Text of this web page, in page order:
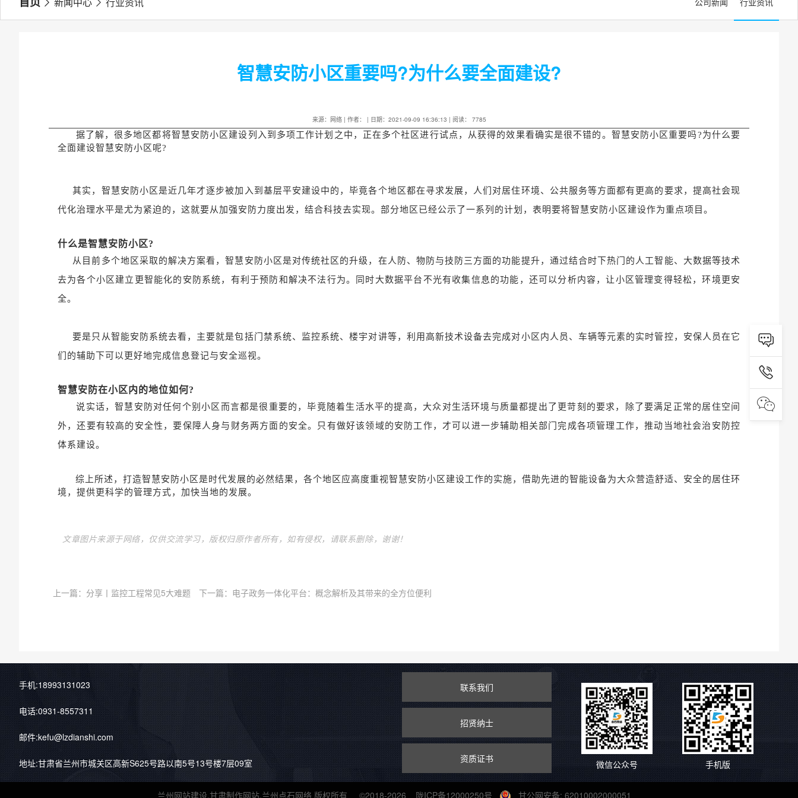



智慧安防小区重要吗?为什么要全面建设?
来源：网络 | 作者： | 日期：2021-09-09 16:36:13 | 阅读： 7785
据了解，很多地区都将智慧安防小区建设列入到多项工作计划之中，正在多个社区进行试点，从获得的效果看确实是很不错的。 智慧安防小区重要吗?为什么要
全面建设智慧安防小区呢?
其实，智慧安防小区是近几年才逐步被加入到基层平安建设中的，毕竟各个地区都在寻求发展，人们对居住环境、公共服务等方面都有更高的要求，提高社会现
代化治理水平是尤为紧迫的，这就要从加强安防力度出发，结合科技去实现。部分地区已经公示了一系列的计划，表明要将智慧安防小区建设作为重点项目。
什么是智慧安防小区?
从目前多个地区采取的解决方案看，智慧安防小区是对传统社区的升级，在人防、物防与技防三方面的功能提升，通过结合时下热门的人工智能、大数据等技术
去为各个小区建立更智能化的安防系统，有利于预防和解决不法行为。同时大数据平台不光有收集信息的功能，还可以分析内容，让小区管理变得轻松，环境更安
全。
要是只从智能安防系统去看，主要就是包括门禁系统、监控系统、楼宇对讲等，利用高新技术设备去完成对小区内人员、车辆等元素的实时管控，安保人员在它
们的辅助下可以更好地完成信息登记与安全巡视。
智慧安防在小区内的地位如何?
说实话，智慧安防对任何个别小区而言都是很重要的，毕竟随着生活水平的提高，大众对生活环境与质量都提出了更苛刻的要求，除了要满足正常的居住空间
外，还要有较高的安全性，要保障人身与财务两方面的安全。只有做好该领域的安防工作，才可以进一步辅助相关部门完成各项管理工作，推动当地社会治安防控
体系建设。
综上所述，打造智慧安防小区是时代发展的必然结果，各个地区 应高度重视智慧安防小区建设工作的实施， 借助先进的智能设备为大众营造舒适、 安全的居住环
境，提供更科学的管理方式，加快当地的发展。
文章图片来源于网络，仅供交流学习，版权归原作者所有，如有侵权，请联系删除，谢谢！
上一篇： 分享丨监控工程常见5大难题 下一篇： 电子政务一体化平台：概念解析及其带来的全方位便利
手机:18993131023
电话:0931-8557311
邮件:kefu@lzdianshi.com
地址:甘肃省兰州市城关区高新S625号路以南5号13号楼7层09室
联系我们
招贤纳士
资质证书 微信公众号 手机版
兰州网站建设,甘肃制作网站,兰州点石网络 版权所有 ©2018-2026 陇ICP备12000250号 甘公网安备: 62010002000051